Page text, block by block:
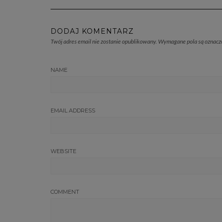
DODAJ KOMENTARZ
Twój adres email nie zostanie opublikowany. Wymagane pola są
NAME
EMAIL ADDRESS
WEBSITE
COMMENT